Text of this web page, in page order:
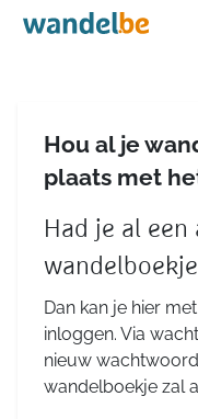
Home
Hou al je
plaats met
Had je al
Dan kan je hier
inloggen. Via
nieuw
wandelboekje zal